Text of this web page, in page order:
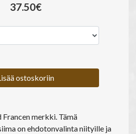
37.50€
ostoskoriin
Francen merkki. Tämä
on ehdotonvalinta niityille ja